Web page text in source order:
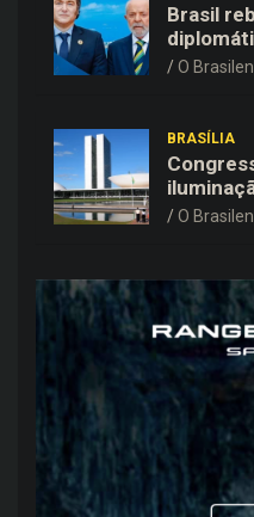
Brasil
mantém
O
BRASÍLIA
Agosto
O